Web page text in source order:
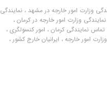
وزارت امور خارجه در مشهد ، نمایندگی
نمایندگی وزارت امور خارجه در کرمان،
تماس نمایندگی کرمان، امور کنسولگری،
امور خارجه، ایرانیان خارج کشور ،